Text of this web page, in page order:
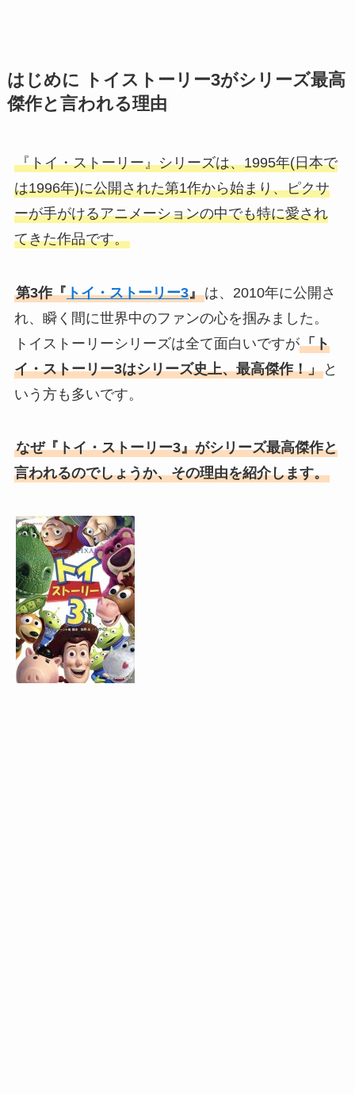
はじめに トイストーリー3がシリーズ最高
傑作と言われる理由
『トイ・ストーリー』シリーズは、1995年(日本で
は1996年)に公開された第1作から始まり、ピクサ
ーが手がけるアニメーションの中でも特に愛され
てきた作品です。
第3作『トイ・ストーリー3』は、2010年に公開さ
れ、瞬く間に世界中のファンの心を掴みました。
トイストーリーシリーズは全て面白いですが「ト
イ・ストーリー3はシリーズ史上、最高傑作！」と
いう方も多いです。
なぜ『トイ・ストーリー3』がシリーズ最高傑作と
言われるのでしょうか、その理由を紹介します。